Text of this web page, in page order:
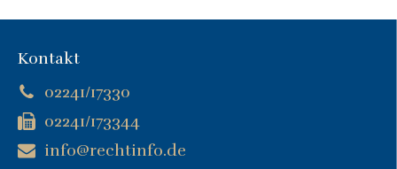
Kontakt
02241/17330
02241/173344
info@rechtinfo.de